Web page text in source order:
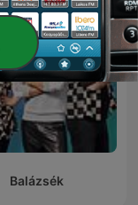
Balázsék